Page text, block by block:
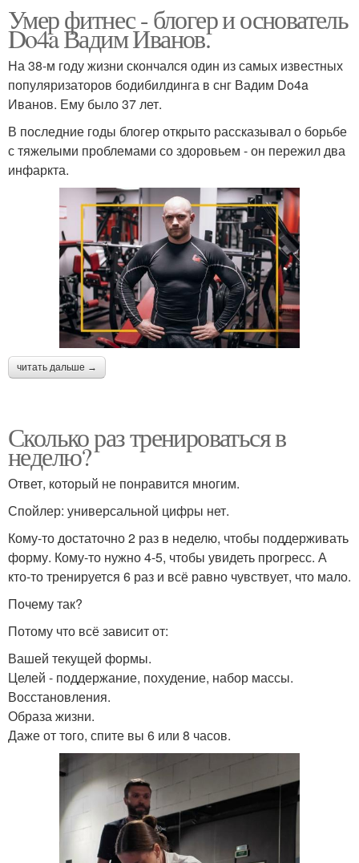
Умер фитнес - блогер и основатель
Do4a Вадим Иванов.
На 38-м году жизни скончался один из самых известных
популяризаторов бодибилдинга в снг Вадим Do4a
Иванов. Ему было 37 лет.
В последние годы блогер открыто рассказывал о борьбе
с тяжелыми проблемами со здоровьем - он пережил два
инфаркта.
читать дальше →
Сколько раз тренироваться в
неделю?
Ответ, который не понравится многим.
Спойлер: универсальной цифры нет.
Кому-то достаточно 2 раз в неделю, чтобы поддерживать
форму. Кому-то нужно 4-5, чтобы увидеть прогресс. А
кто-то тренируется 6 раз и всё равно чувствует, что мало.
Почему так?
Потому что всё зависит от:
Вашей текущей формы.
Целей - поддержание, похудение, набор массы.
Восстановления.
Образа жизни.
Даже от того, спите вы 6 или 8 часов.